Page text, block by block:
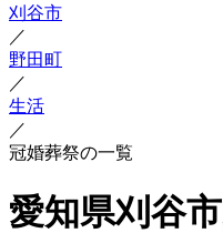
刈谷市
／
野田町
／
生活
／
冠婚葬祭の一覧
愛知県刈谷